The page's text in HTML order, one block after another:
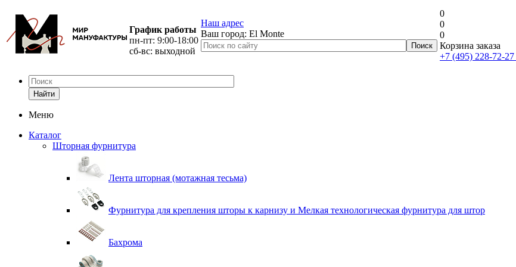
График работы
пн-пт: 9:00-18:00
сб-вс: выходной
Наш адрес
Ваш город: El Monte
0
0
0
Корзина заказа
+7 (495) 228-72-27
Найти
Меню
Каталог
Шторная фурнитура
Лента шторная (мотажная тесьма)
Фурнитура для крепления шторы к карнизу и Мелкая технологическая фурнитура для штор
Бахрома